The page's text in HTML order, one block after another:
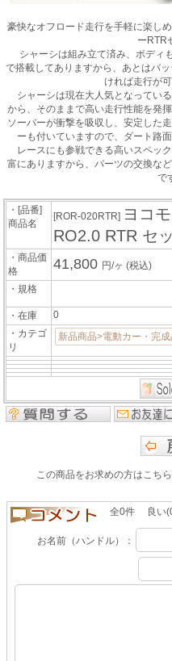
豪快なオフロード走行を手軽に楽し
ーRTR
シャーシは組み立て済み、ボディ
で搭載してありますから、あとはバ
ければ走行が
シャーシは現在大人気となってい
から、そのままで高い走行性能を発
ソーバーが衝撃を吸収し、安定した
ーも付いていますので、ダート路
レースにも参戦できる高いスペッ
富にありますから、パーツの交換な
で
・[品番]
商品名
[ROR-020RTR] ヨコ
RO2.0 RTR セ
・商品価
格
41,800 円/ヶ(税込)
・規格
・在庫
0
・カテゴ
リ
新品商品>電動カー・完成
この商品をお求めの方はこち
全0件 良い
お名前（ハンドル）：